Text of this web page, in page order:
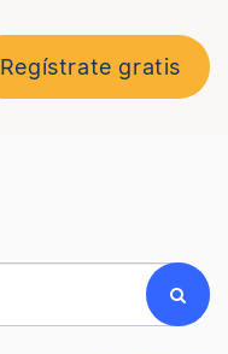
Regístrate gratis